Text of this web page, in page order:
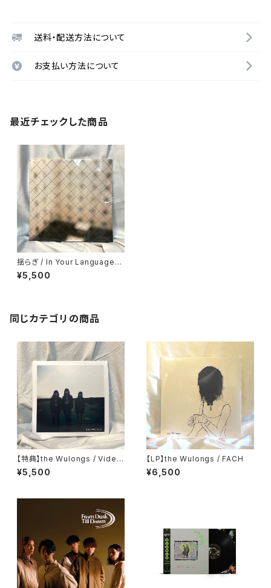
送料・配送方法について
お支払い方法について
最近チェックした商品
揺らぎ / In Your Languages
(2LP)
¥5,500
同じカテゴリの商品
【特典】the Wulongs / Video
drome (Black Vinyl)
¥5,500
【LP】the Wulongs / FACH
¥6,500